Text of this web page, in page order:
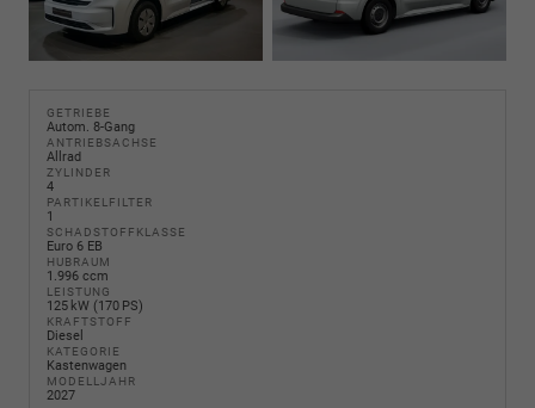
GETRIEBE
Autom. 8-Gang
ANTRIEBSACHSE
Allrad
ZYLINDER
4
PARTIKELFILTER
1
SCHADSTOFFKLASSE
Euro 6 EB
HUBRAUM
1.996 ccm
LEISTUNG
125 kW (170 PS)
KRAFTSTOFF
Diesel
KATEGORIE
Kastenwagen
MODELLJAHR
2027